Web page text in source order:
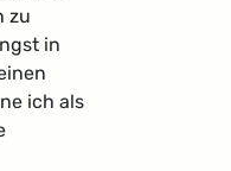
zu
in
ich als